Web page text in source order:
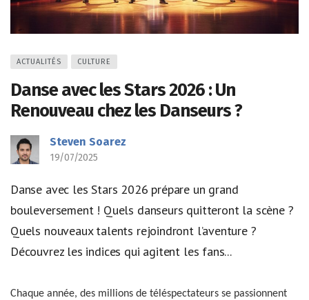
ACTUALITÉS CULTURE
Danse avec les Stars 2026 : Un
Renouveau chez les Danseurs ?
Steven Soarez
19/07/2025
Danse avec les Stars 2026 prépare un grand
bouleversement ! Quels danseurs quitteront la scène ?
Quels nouveaux talents rejoindront l’aventure ?
Découvrez les indices qui agitent les fans...
Chaque année, des millions de téléspectateurs se passionnent